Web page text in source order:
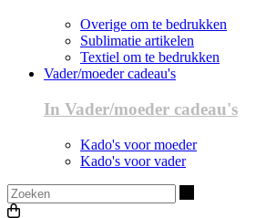
Overige om te bedrukken
Sublimatie artikelen
Textiel om te bedrukken
Vader/moeder cadeau's
In Vader/moeder cadeau's
Kado's voor moeder
Kado's voor vader